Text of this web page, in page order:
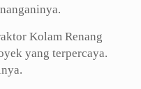
Kolam Renang
yang terpercaya.